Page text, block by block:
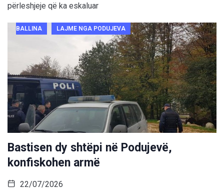
përleshjeje që ka eskaluar
BALLINA LAJME NGA PODUJEVA
Bastisen dy shtëpi në Podujevë,
konfiskohen armë
22/07/2026